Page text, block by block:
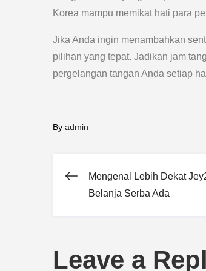
Korea mampu memikat hati para
Jika Anda ingin menambahkan
pilihan yang tepat. Jadikan jam
pergelangan tangan Anda setiap
By admin
Post
Mengenal Lebih Dekat
Belanja Serba Ada
Leave a